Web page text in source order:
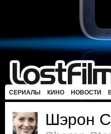
СЕРИАЛЫ КИНО НОВОСТИ
Шэрон